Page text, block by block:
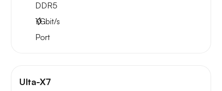
DDR5
1Gbit/s
Port
Ulta-X7